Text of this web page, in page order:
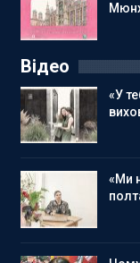
Відео
«У
«Ми